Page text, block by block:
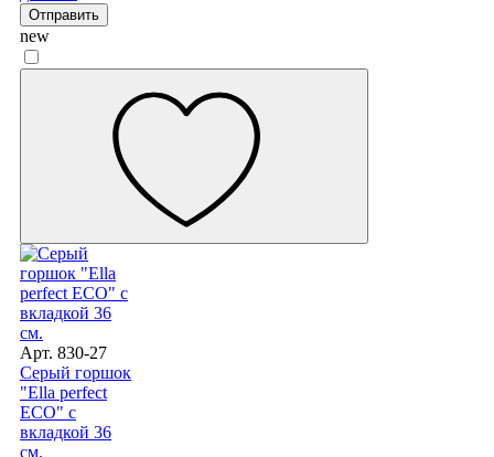
Отправить
new
Арт. 830-27
Серый горшок
"Ella perfect
ECO" с
вкладкой 36
см.